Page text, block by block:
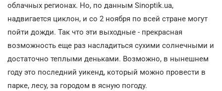
облачных регионах. Но, по данным Sinoptik.ua,
надвигается циклон, и со 2 ноября по всей стране могут
пойти дожди. Так что эти выходные - прекрасная
возможность еще раз насладиться сухими солнечными и
достаточно теплыми деньками. Возможно, в нынешнем
году это последний уикенд, который можно провести в
парке, лесу, за городом в ясную погоду.